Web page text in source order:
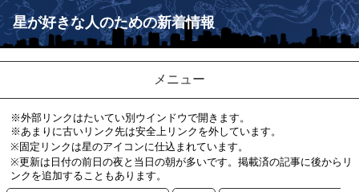
星が好きな人のための新着情報
メニュー
※外部リンクはたいてい別ウインドウで開きます。
※あまりに古いリンク先は安全上リンクを外しています。
※固定リンクは星のアイコンに仕込まれています。
※更新は日付の前日の夜と当日の朝が多いです。掲載済の記事に後からリ
ンクを追加することもあります。